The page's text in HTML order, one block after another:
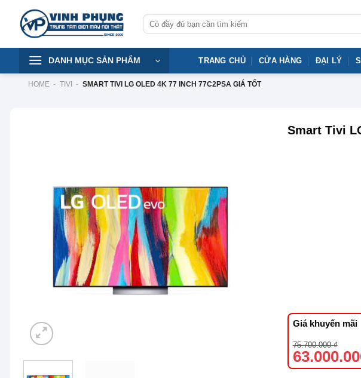
content
Tìm
kiếm:
DANH MỤC SẢN PHẨM TRANG CHỦ CỬA HÀNG ĐẠI LÝ
HOME - TIVI - SMART TIVI LG OLED 4K 77 INCH 77C2PSA GIÁ TỐT
Smart Tivi
Giá khuyến mãi
75.700.000₫
Giá
gốc
là:
75.700.000 ₫.
Giá
hiện
tại
là: